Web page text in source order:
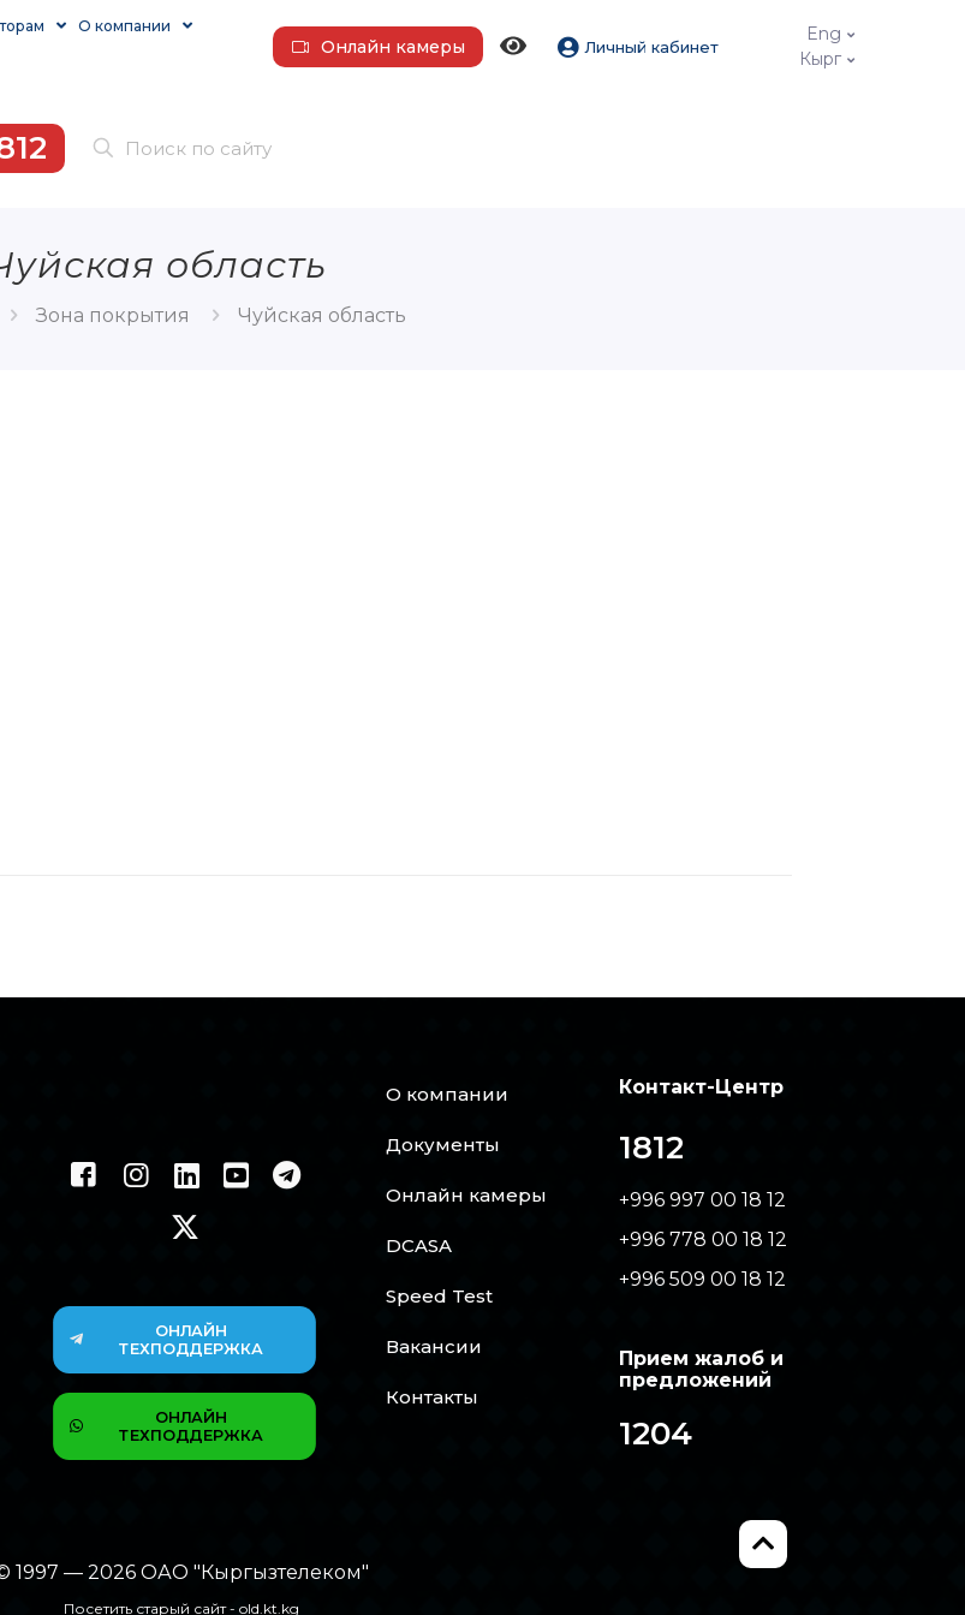
О компании
Онлайн камеры Личный кабинет
Eng
Кырг
область
Зона покрытия Чуйская область
ОНЛАЙН
ТЕХПОДДЕРЖКА
ОНЛАЙН
ТЕХПОДДЕРЖКА
О компании
Документы
Онлайн камеры
DCASA
Speed Test
Вакансии
Контакты
Контакт-Центр
1812
+996 997 00 18 12
+996 778 00 18 12
+996 509 00 18 12
Прием жалоб и
предложений
1204
1997 — 2026 ОАО "Кыргызтелеком"
Посетить старый сайт -old.kt.kg